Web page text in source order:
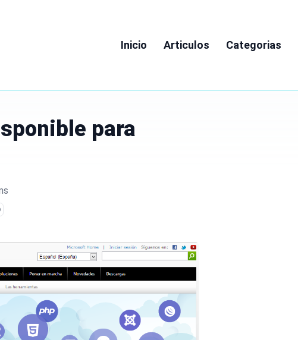
Inicio Articulos Categorias
para